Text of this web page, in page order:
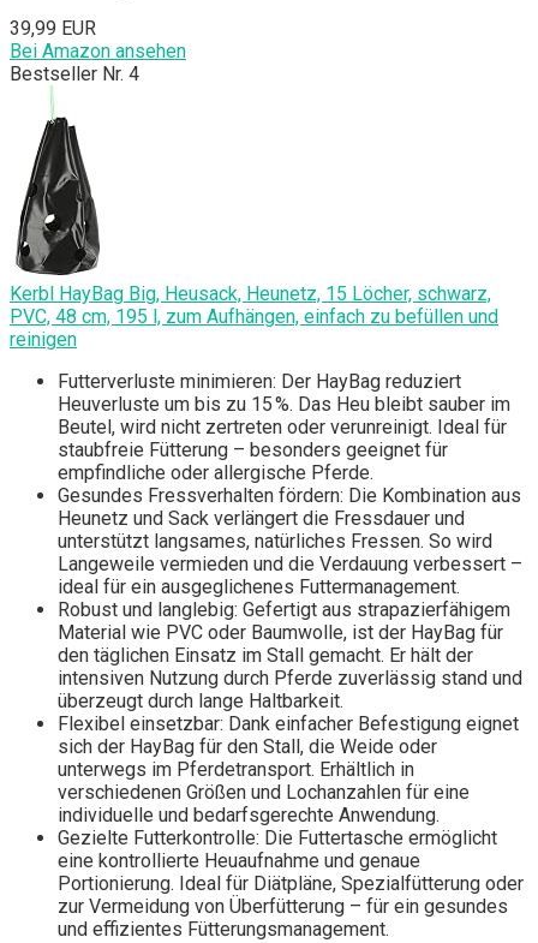
39,99 EUR
Bei Amazon ansehen
Bestseller Nr. 4
Kerbl HayBag Big, Heusack, Heunetz, 15 Löcher, schwarz,
PVC, 48 cm, 195 l, zum Aufhängen, einfach zu befüllen und
reinigen
Futterverluste minimieren: Der HayBag reduziert
Heuverluste um bis zu 15 %. Das Heu bleibt sauber im
Beutel, wird nicht zertreten oder verunreinigt. Ideal für
staubfreie Fütterung – besonders geeignet für
empfindliche oder allergische Pferde.
Gesundes Fressverhalten fördern: Die Kombination aus
Heunetz und Sack verlängert die Fressdauer und
unterstützt langsames, natürliches Fressen. So wird
Langeweile vermieden und die Verdauung verbessert –
ideal für ein ausgeglichenes Futtermanagement.
Robust und langlebig: Gefertigt aus strapazierfähigem
Material wie PVC oder Baumwolle, ist der HayBag für
den täglichen Einsatz im Stall gemacht. Er hält der
intensiven Nutzung durch Pferde zuverlässig stand und
überzeugt durch lange Haltbarkeit.
Flexibel einsetzbar: Dank einfacher Befestigung eignet
sich der HayBag für den Stall, die Weide oder
unterwegs im Pferdetransport. Erhältlich in
verschiedenen Größen und Lochanzahlen für eine
individuelle und bedarfsgerechte Anwendung.
Gezielte Futterkontrolle: Die Futtertasche ermöglicht
eine kontrollierte Heuaufnahme und genaue
Portionierung. Ideal für Diätpläne, Spezialfütterung oder
zur Vermeidung von Überfütterung – für ein gesundes
und effizientes Fütterungsmanagement.